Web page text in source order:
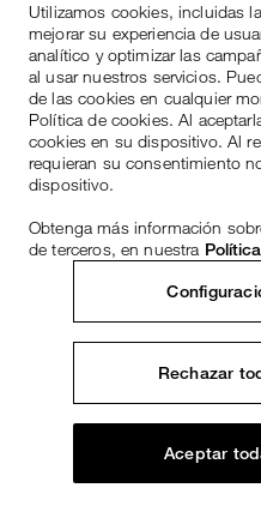
Utilizamos cookies, incluidas
mejorar su experiencia de
analítico y optimizar las
al usar nuestros servicios.
de las cookies en cualquier
Política de cookies. Al
cookies en su dispositivo. Al
requieran su consentimiento
dispositivo.
Obtenga más información
de terceros, en nuestra
Rechazar
Aceptar